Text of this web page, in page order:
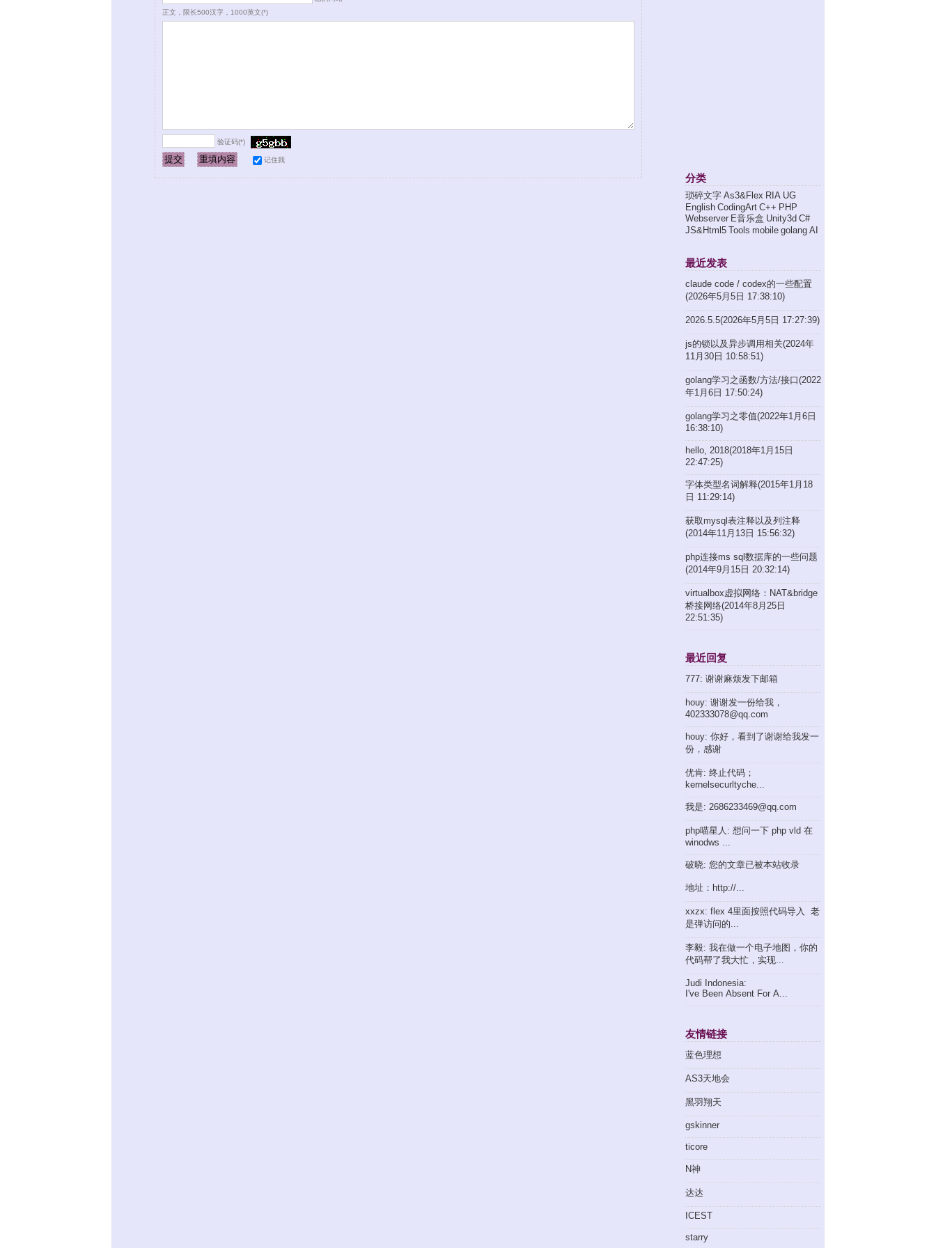
正文，限长500汉字，1000英文(*)
验证码(*)
记住我
分类
琐碎文字 As3&Flex RIA UG
English CodingArt C++ PHP
Webserver E音乐盒 Unity3d C#
JS&Html5 Tools mobile golang AI
最近发表
claude code / codex的一些配置
(2026年5月5日 17:38:10)
2026.5.5(2026年5月5日 17:27:39)
js的锁以及异步调用相关(2024年
11月30日 10:58:51)
golang学习之函数/方法/接口(2022
年1月6日 17:50:24)
golang学习之零值(2022年1月6日
16:38:10)
hello, 2018(2018年1月15日
22:47:25)
字体类型名词解释(2015年1月18
日 11:29:14)
获取mysql表注释以及列注释
(2014年11月13日 15:56:32)
php连接ms sql数据库的一些问题
(2014年9月15日 20:32:14)
virtualbox虚拟网络：NAT&bridge
桥接网络(2014年8月25日
22:51:35)
最近回复
777: 谢谢麻烦发下邮箱
houy: 谢谢发一份给我，
402333078@qq.com
houy: 你好，看到了谢谢给我发一
份，感谢
优肯: 终止代码；
kernelsecurltyche...
我是: 2686233469@qq.com
php喵星人: 想问一下 php vld 在
winodws ...
破晓: 您的文章已被本站收录
地址：http://...
xxzx: flex 4里面按照代码导入 老
是弹访问的...
李毅: 我在做一个电子地图，你的
代码帮了我大忙，实现...
Judi Indonesia:
I've Been Absent For A...
友情链接
蓝色理想
AS3天地会
黑羽翔天
gskinner
ticore
N神
达达
ICEST
starry